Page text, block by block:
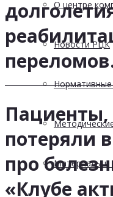
О центре
Новости РЦК
Материалы и
Пациенты,
потеряли
про
«Клубе